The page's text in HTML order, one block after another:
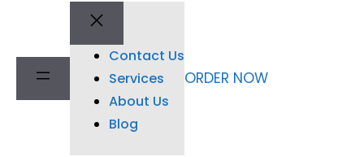
Contact Us
Services
About Us
Blog
ORDER NOW